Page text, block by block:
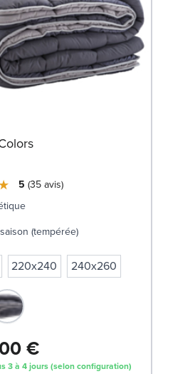
5 35avis
(tempérée)
220x240 240x260
€
3 à 4 jours (selon configuration)